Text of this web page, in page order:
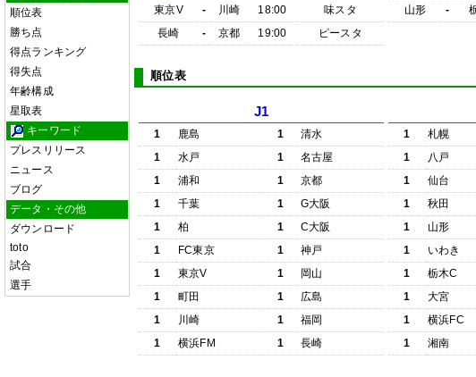
順位表
勝ち点
得点ランキング
得失点
年齢構成
星取表
キーワード
プレスリリース
ニュース
ブログ
データ・その他
ダウンロード
toto
試合
選手
東京V
- 川崎 18:00
味スタ
長崎
- 京都 19:00 ピースタ
山形
-
順位表
J1
1 鹿島 1
清水
1
水戸 1
名古屋
1
浦和 1
京都
1
千葉 1
G大阪
1
柏 1
C大阪
1
FC東京 1
神戸
1
東京V 1
岡山
1
町田 1
広島
1
川崎 1
福岡
1
横浜FM 1 長崎
1 札幌
1
八戸
1
仙台
1
秋田
1
山形
1
いわき
1
栃木C
1
大宮
1
横浜FC
1
湘南